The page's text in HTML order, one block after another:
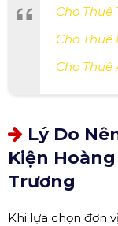
Cho Thuê
Cho Thuê
Cho Thuê
Lý Do
Kiện
Trương
Khi lựa chọn đơn